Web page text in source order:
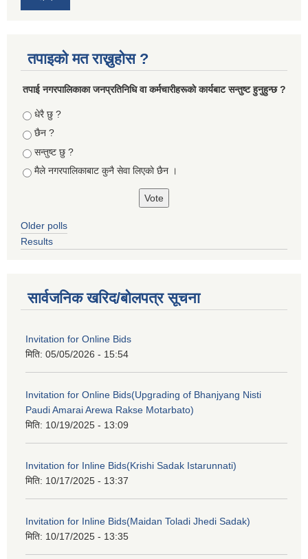
तपाइको मत राख्नुहोस ?
तपा‌ई नगरपालिकाका जनप्रतिनिधि वा कर्मचारीहरूकाे कार्यबाट सन्तुष्ट हुनुहुन्छ ?
Choices
धेरै छु ?
छैन ?
सन्तुष्ट छु ?
मैले नगरपालिकाबाट कुनै सेवा लिएकाे छैन ।
Older polls
Results
सार्वजनिक खरिद/बोलपत्र सूचना
Invitation for Online Bids
मिति: 05/05/2026 - 15:54
Invitation for Online Bids(Upgrading of Bhanjyang Nisti
Paudi Amarai Arewa Rakse Motarbato)
मिति: 10/19/2025 - 13:09
Invitation for Inline Bids(Krishi Sadak Istarunnati)
मिति: 10/17/2025 - 13:37
Invitation for Inline Bids(Maidan Toladi Jhedi Sadak)
मिति: 10/17/2025 - 13:35